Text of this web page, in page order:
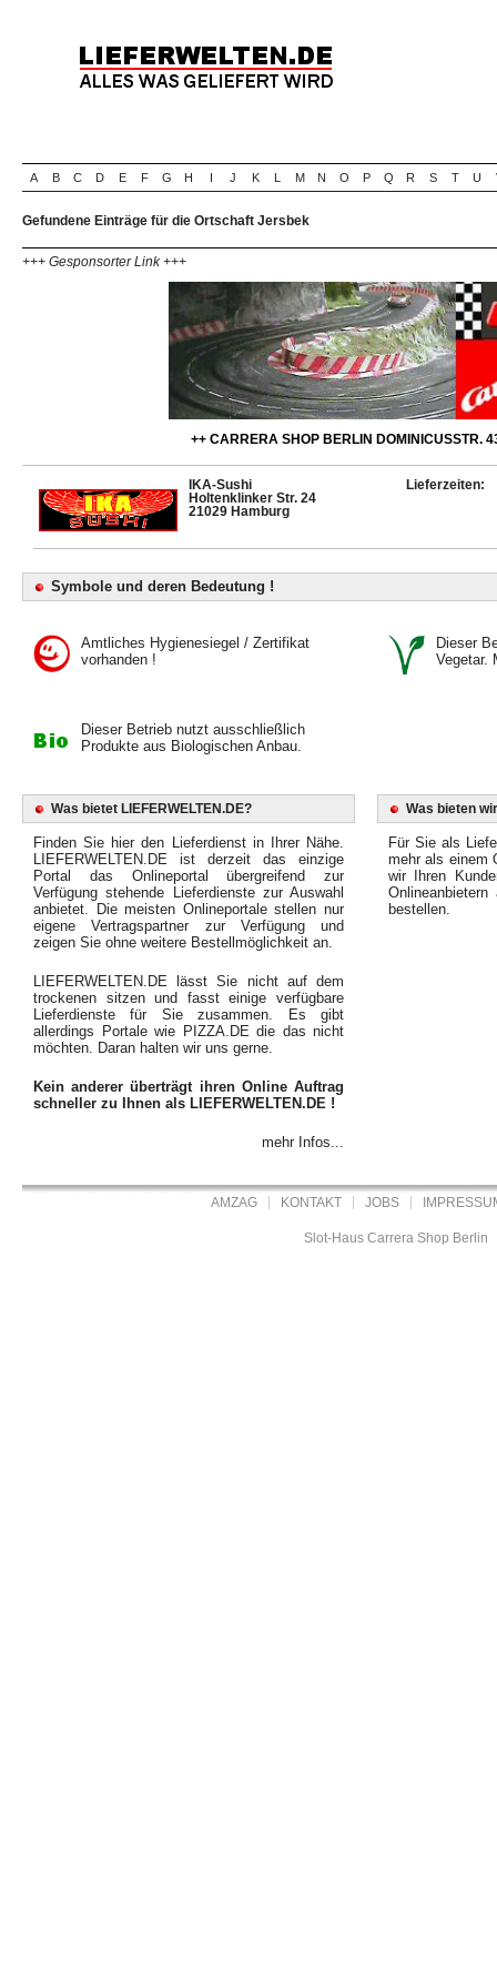
A B C D E F G H I J K L M N O P Q R S T U
Gefundene Einträge für die Ortschaft Jersbek
+++ Gesponsorter Link +++
++ CARRERA SHOP BERLIN DOMINICUSSTR.
IKA-Sushi
Holtenklinker Str. 24
21029 Hamburg
Lieferzeiten:
Symbole und deren Bedeutung !
Amtliches Hygienesiegel / Zertifikat
vorhanden !
Dieser
Vegetar.
Dieser Betrieb nutzt ausschließlich
Produkte aus Biologischen Anbau.
Was bietet LIEFERWELTEN.DE?
Finden Sie hier den Lieferdienst in Ihrer Nähe.
LIEFERWELTEN.DE ist derzeit das einzige
Portal das Onlineportal übergreifend zur
Verfügung stehende Lieferdienste zur Auswahl
anbietet. Die meisten Onlineportale stellen nur
eigene Vertragspartner zur Verfügung und
zeigen Sie ohne weitere Bestellmöglichkeit an.
LIEFERWELTEN.DE lässt Sie nicht auf dem
trockenen sitzen und fasst einige verfügbare
Lieferdienste für Sie zusammen. Es gibt
allerdings Portale wie PIZZA.DE die das nicht
möchten. Daran halten wir uns gerne.
Kein anderer überträgt ihren Online Auftrag
schneller zu Ihnen als LIEFERWELTEN.DE !
mehr Infos...
Was bieten
Für Sie als
mehr als einem
wir Ihren
bestellen.
AMZAG KONTAKT JOBS
Slot-Haus Carrera Shop Berlin